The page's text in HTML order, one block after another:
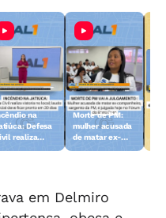
na
Defesa
realiza
Morte de PM:
mulher acusada
de matar ex-
em Delmiro